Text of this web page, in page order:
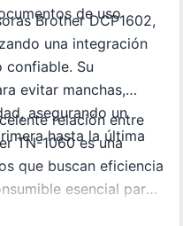
de uso
Brother DCP1602,
una integración
confiable. Su
evitar manchas,
asegurando un
hasta la última
relación entre
TN-1060 es una
que buscan eficiencia
esencial para